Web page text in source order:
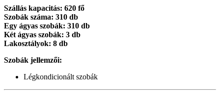
Szállás kapacitás: 620 fő
Szobák száma: 310 db
Egy ágyas szobák: 310 db
Két ágyas szobák: 3 db
Lakosztályok: 8 db
Szobák jellemzői:
Légkondicionált szobák